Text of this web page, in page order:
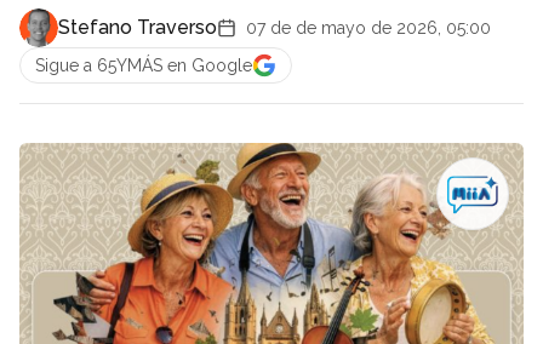
Stefano Traverso
07 de de mayo de 2026, 05:00
Sigue a 65YMÁS en Google